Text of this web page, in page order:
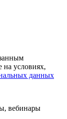
на условиях,
данных
вебинары